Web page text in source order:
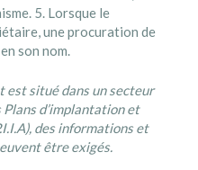
5. Lorsque le
une procuration de
son nom.
est situé dans un secteur
d’implantation et
des informations et
être exigés.